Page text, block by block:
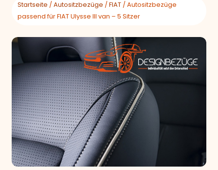
Startseite /Autositzbezüge /FIAT / Autositzbezüge
passend für FIAT Ulysse III van – 5 Sitzer